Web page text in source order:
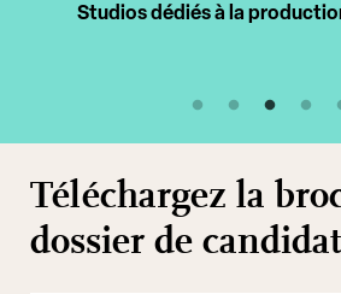
Intervenants
Téléchargez la
dossier de